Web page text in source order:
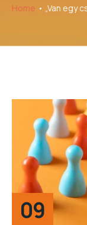
Home „Van egy
09